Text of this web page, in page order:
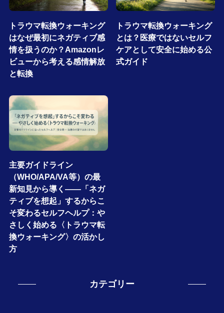
トラウマ転換ウォーキング
はなぜ最初にネガティブ感
情を扱うのか？Amazonレ
ビューから考える感情解放
と転換
トラウマ転換ウォーキング
とは？医療ではないセルフ
ケアとして安全に始める公
式ガイド
主要ガイドライン
（WHO/APA/VA等）の最
新知見から導く――「ネガ
ティブを想起」するからこ
そ変わるセルフヘルプ：や
さしく始める〈トラウマ転
換ウォーキング〉の活かし
方
カテゴリー